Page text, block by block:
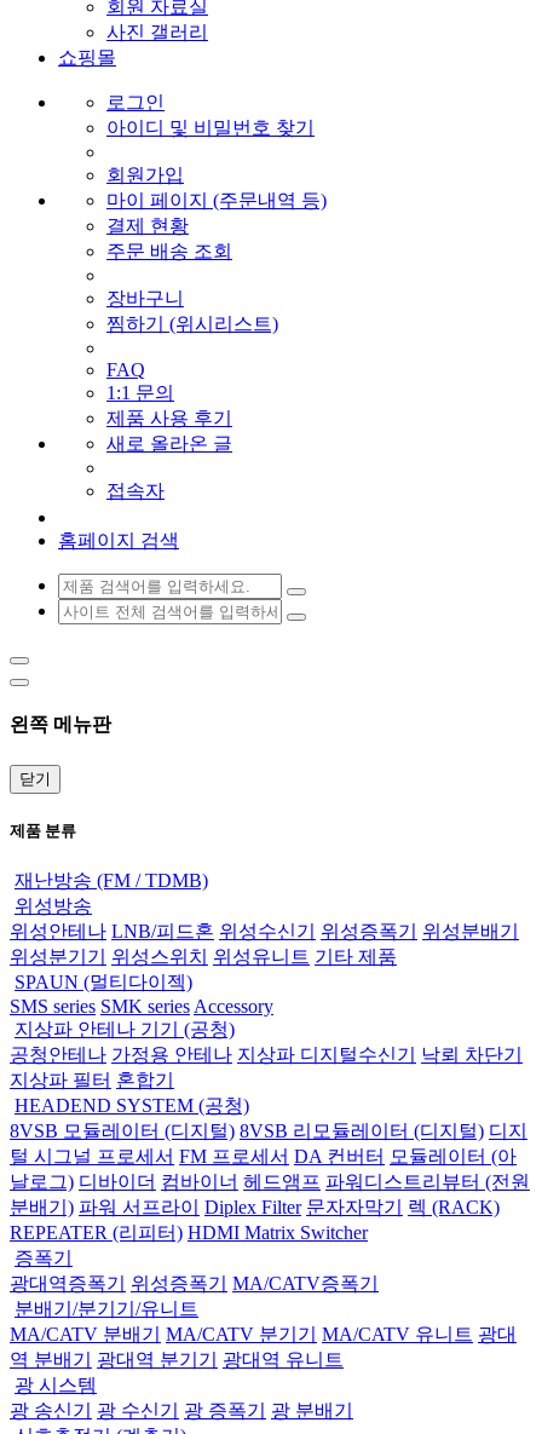
회원 자료실
사진 갤러리
쇼핑몰
로그인
아이디 및 비밀번호 찾기
회원가입
마이 페이지 (주문내역 등)
결제 현황
주문 배송 조회
장바구니
찜하기 (위시리스트)
FAQ
1:1 문의
제품 사용 후기
새로 올라온 글
접속자
홈페이지 검색
왼쪽 메뉴판
닫기
제품 분류
재난방송 (FM / TDMB)
위성방송
위성안테나 LNB/피드혼 위성수신기 위성증폭기
위성분배기
위성분기기
위성스위치 위성유니트 기타 제품
SPAUN (멀티다이젝)
SMS series SMK series Accessory
지상파 안테나 기기 (공청)
공청안테나 가정용 안테나 지상파 디지털수신기
낙뢰 차단기
지상파 필터 혼합기
HEADEND SYSTEM (공청)
8VSB 모듈레이터 (디지털) 8VSB 리모듈레이터 (디지털) 디지
털 시그널 프로세서 FM 프로세서 DA 컨버터 모듈레이터 (아
날로그) 디바이더 컴바이너 헤드앰프 파워디스트리뷰터 (전원
분배기) 파워 서프라이 Diplex Filter 문자자막기
렉 (RACK)
REPEATER (리피터) HDMI Matrix Switcher
증폭기
광대역증폭기
위성증폭기
MA/CATV증폭기
분배기/분기기/유니트
MA/CATV 분배기
MA/CATV 분기기 MA/CATV 유니트 광대
역 분배기
광대역 분기기
광대역 유니트
광 시스템
광 송신기
광 수신기 광 증폭기
광 분배기